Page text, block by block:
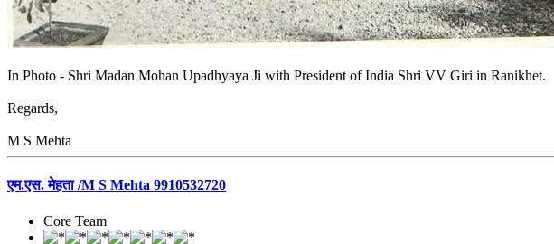
In Photo - Shri Madan Mohan Upadhyaya Ji with President of India Shri VV Giri in Ranikhet.
Regards,
M S Mehta
एम.एस. मेहता /M S Mehta 9910532720
Core Team